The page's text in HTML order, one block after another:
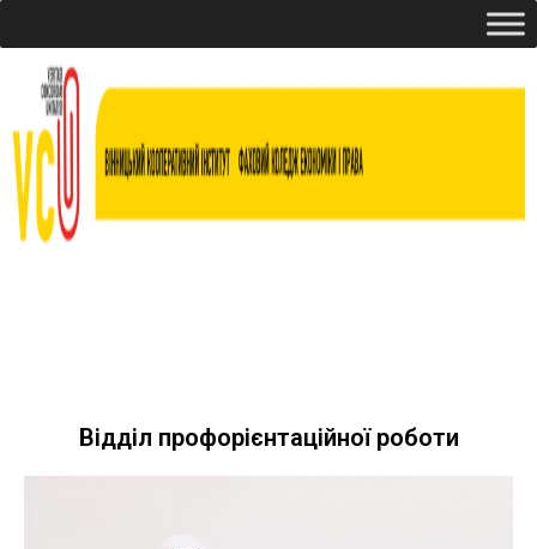
Відділ профорієнтаційної роботи